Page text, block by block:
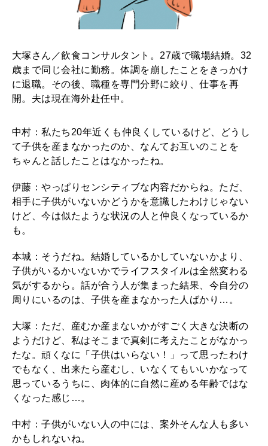
大塚さん／飲食コンサルタント。27歳で職場結婚。32
歳まで同じ会社に勤務。体調を崩したことをきっかけ
に退職。その後、職種を専門分野に絞り、仕事を再
開。夫は現在海外赴任中。
中村：私たち20年近くも仲良くしているけど、どうし
て子供を産まなかったのか、なんてお互いのことを
ちゃんと話したことはなかったね。
伊藤：やっぱりセンシティブな内容だからね。ただ、
相手に子供がいないかどうかを意識したわけじゃない
けど、今は似たような状況の人と仲良くなっているか
も。
本城：そうだね。結婚しているかしていないかより、
子供がいるかいないかでライフスタイルは全然変わる
気がするから。話が合う人が集まった結果、今自分の
周りにいるのは、子供を産まなかった人ばかり…。
大塚：ただ、産むか産まないかがすごく大きな決断の
ようだけど、私はそこまで真剣に考えたことがなかっ
たな。頑くなに「子供はいらない！」って思ったわけ
でもなく、出来たら産むし、いなくてもいいかなって
思っているうちに、肉体的に自然に産める年齢ではな
くなった感じ…。
中村：子供がいない人の中には、案外そんな人も多い
かもしれないね。